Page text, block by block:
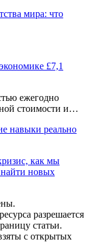
мира: что
£7,1
ежегодно
стоимости и…
навыки реально
как мы
новых
разрешается
статьи.
с открытых